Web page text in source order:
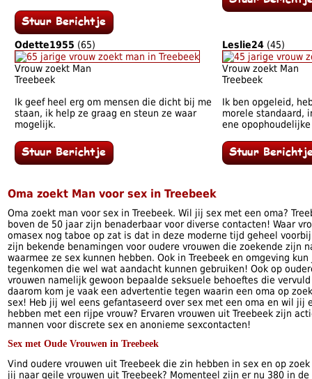
Odette1955 (65)
Vrouw zoekt Man
Treebeek
Ik geef heel erg om mensen die dicht bij me
staan, ik help ze graag en steun ze waar
mogelijk.
Leslie24 (45)
Vrouw zoekt Man
Treebeek
Ik ben opgeleid,
morele standaard,
ene
Oma zoekt Man voor sex in Treebeek
Oma zoekt man voor sex in Treebeek. Wil jij sex met een oma?
boven de 50 jaar zijn benaderbaar voor diverse contacten! Waar
omasex nog taboe op zat is dat in deze moderne tijd geheel
zijn bekende benamingen voor oudere vrouwen die zoekende zijn
waarmee ze sex kunnen hebben. Ook in Treebeek en omgeving
tegenkomen die wel wat aandacht kunnen gebruiken! Ook op
vrouwen namelijk gewoon bepaalde seksuele behoeftes die
daarom kom je vaak een advertentie tegen waarin een oma op
sex! Heb jij wel eens gefantaseerd over sex met een oma en wil jij
hebben met een rijpe vrouw? Ervaren vrouwen uit Treebeek zijn
mannen voor discrete sex en anonieme sexcontacten!
Sex met Oude Vrouwen in Treebeek
Vind oudere vrouwen uit Treebeek die zin hebben in sex en op
jij naar geile vrouwen uit Treebeek? Momenteel zijn er nu 380 in de